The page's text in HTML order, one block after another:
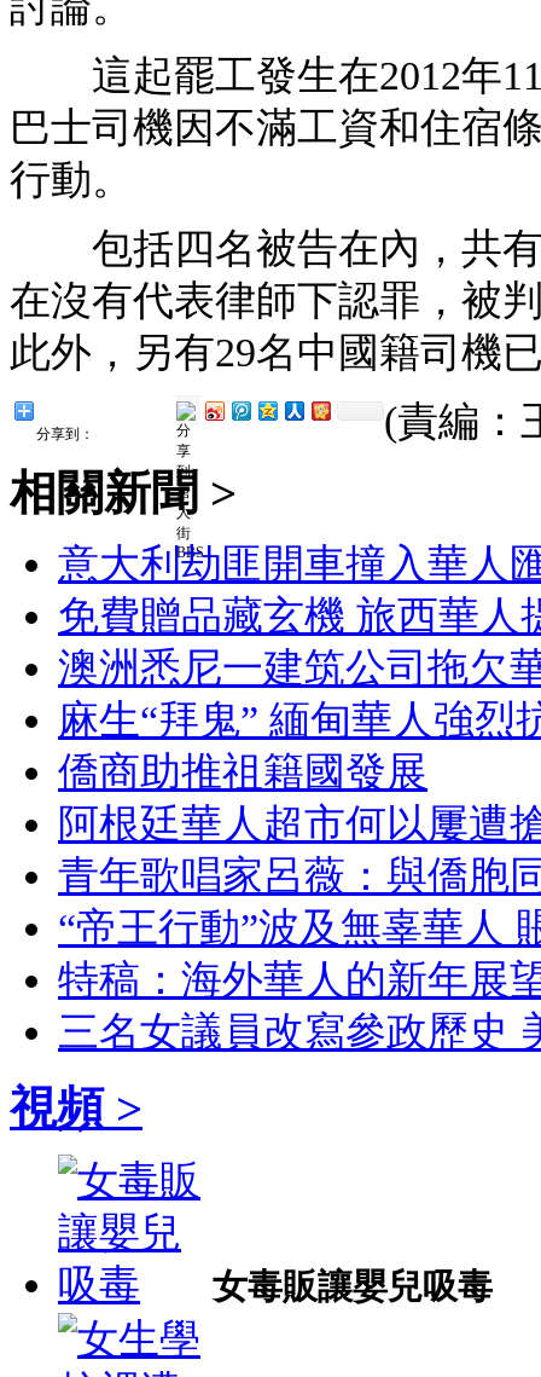
這起罷工發生在2012年11
巴士司機因不滿工資和住宿
行動。
包括四名被告在內，共有
在沒有代表律師下認罪，被
此外，另有29名中國籍司機
分享到： (責編：
相關新聞 >
意大利劫匪開車撞入華人
免費贈品藏玄機 旅西華人
澳洲悉尼一建筑公司拖欠
麻生“拜鬼” 緬甸華人強烈
僑商助推祖籍國發展
阿根廷華人超市何以屢遭
青年歌唱家呂薇：與僑胞
“帝王行動”波及無辜華人
特稿：海外華人的新年展
三名女議員改寫參政歷史
視頻 >
女毒販讓嬰兒吸毒